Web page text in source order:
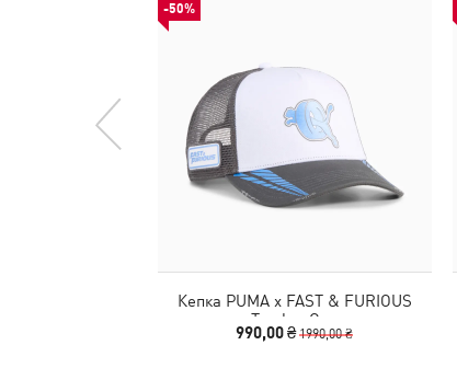
-50%
Кепка PUMA x FAST & FURIOUS
Trucker Cap
990,00 ₴1990,00 ₴